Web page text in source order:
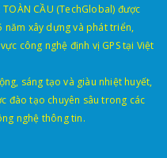
TOÀN CẦU (TechGlobal) được
năm xây dựng và phát triển,
công nghệ định vị GPS tại Việt
sáng tạo và giàu nhiệt huyết,
đào tạo chuyên sâu trong các
nghệ thông tin.